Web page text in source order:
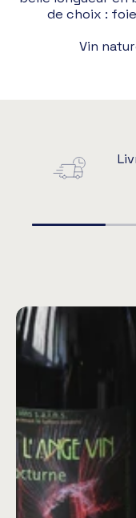
de choix :
Vin